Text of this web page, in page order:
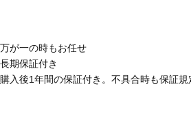
万が一の時もお任せ
長期保証付き
購入後1年間の保証付き。不具合時も保証